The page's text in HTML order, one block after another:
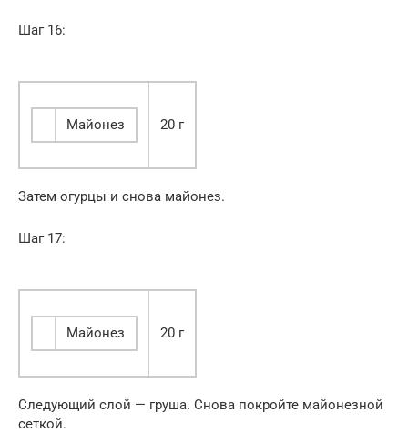
Шаг 16:
Майонез 20 г
Затем огурцы и снова майонез.
Шаг 17:
Майонез 20 г
Следующий слой — груша. Снова покройте майонезной
сеткой.